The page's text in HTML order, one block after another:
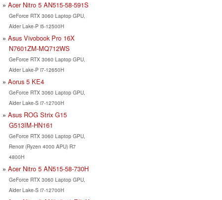
Acer Nitro 5 AN515-58-591S
GeForce RTX 3060 Laptop GPU,
Alder Lake-P i5-12500H
Asus Vivobook Pro 16X
N7601ZM-MQ712WS
GeForce RTX 3060 Laptop GPU,
Alder Lake-P i7-12650H
Aorus 5 KE4
GeForce RTX 3060 Laptop GPU,
Alder Lake-S i7-12700H
Asus ROG Strix G15
G513IM-HN161
GeForce RTX 3060 Laptop GPU,
Renoir (Ryzen 4000 APU) R7
4800H
Acer Nitro 5 AN515-58-730H
GeForce RTX 3060 Laptop GPU,
Alder Lake-S i7-12700H